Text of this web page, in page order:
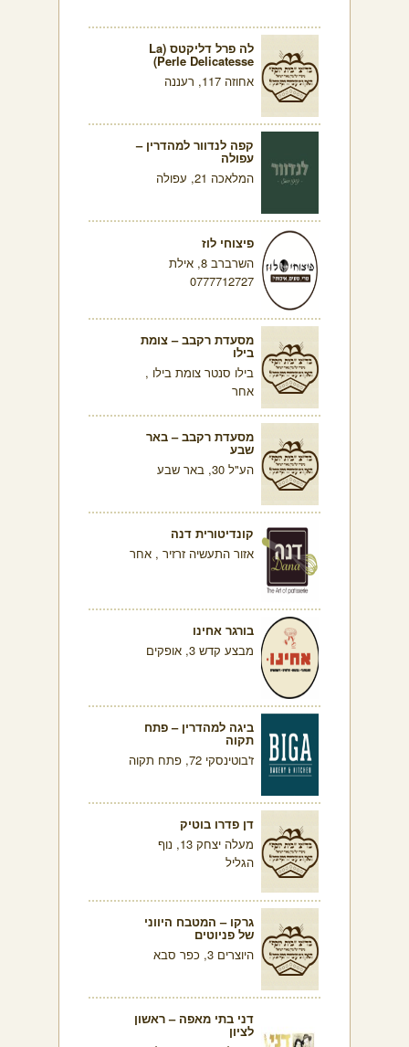
לה פרל דליקטס (La
Perle Delicatesse)
אחוזה 117, רעננה
קפה לנדוור למהדרין –
עפולה
המלאכה 21, עפולה
פיצוחי לוז
השרברב 8, אילת
0777712727
מסעדת רקבב – צומת
בילו
בילו סנטר צומת בילו ,
אחר
מסעדת רקבב – באר
שבע
הע"ל 30, באר שבע
קונדיטורית דנה
אזור התעשיה זרזיר , אחר
בורגר אחינו
מבצע קדש 3, אופקים
ביגה למהדרין – פתח
תקוה
ז'בוטינסקי 72, פתח תקוה
דן פדרו בוטיק
מעלה יצחק 13, נוף
הגליל
גרקו – המטבח היווני
של פניוטים
היוצרים 3, כפר סבא
דני בתי מאפה – ראשון
לציון